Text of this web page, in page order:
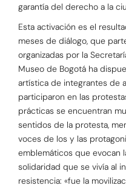
garantía del derecho a la
Esta activación es el
meses de diálogo, que
organizadas por la
Museo de Bogotá ha
artística de integrantes de
participaron en las
prácticas se encuentran
sentidos de la protesta,
voces de los y las
emblemáticos que evocan
solidaridad que se vivía al
resistencia: «fue la